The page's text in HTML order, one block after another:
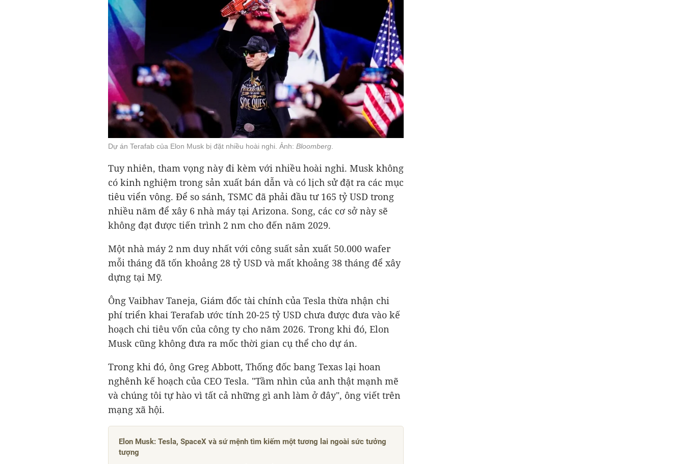
Dự án Terafab của Elon Musk bị đặt nhiều hoài nghi. Ảnh: Bloomberg
Tuy nhiên, tham vọng này đi kèm với nhiều hoài nghi. Musk không
có kinh nghiệm trong sản xuất bán dẫn và có lịch sử đặt ra các mục
tiêu viển vông. Để so sánh, TSMC đã phải đầu tư 165 tỷ USD trong
nhiều năm để xây 6 nhà máy tại Arizona. Song, các cơ sở này sẽ
không đạt được tiến trình 2 nm cho đến năm 2029.
Một nhà máy 2 nm duy nhất với công suất sản xuất 50.000 wafer
mỗi tháng đã tốn khoảng 28 tỷ USD và mất khoảng 38 tháng để xây
dựng tại Mỹ.
Ông Vaibhav Taneja, Giám đốc tài chính của Tesla thừa nhận chi
phí triển khai Terafab ước tính 20-25 tỷ USD chưa được đưa vào kế
hoạch chi tiêu vốn của công ty cho năm 2026. Trong khi đó, Elon
Musk cũng không đưa ra mốc thời gian cụ thể cho dự án.
Trong khi đó, ông Greg Abbott, Thống đốc bang Texas lại hoan
nghênh kế hoạch của CEO Tesla. "Tầm nhìn của anh thật mạnh mẽ
và chúng tôi tự hào vì tất cả những gì anh làm ở đây", ông viết trên
mạng xã hội.
Elon Musk: Tesla, SpaceX và sứ mệnh tìm kiếm một tương lai ngoài sức tưởng
tượng